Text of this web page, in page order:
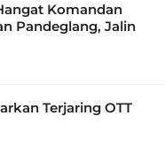
Komandan
Pandeglang, Jalin
Terjaring OTT